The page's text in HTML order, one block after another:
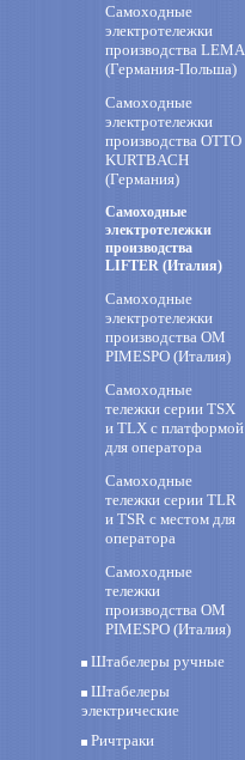
Самоходные
электротележки
производства LEMA
(Германия-Польша)
Самоходные
электротележки
производства OTTO
KURTBACH
(Германия)
Самоходные
электротележки
производства
LIFTER (Италия)
Самоходные
электротележки
производства ОМ
PIMESPO (Италия)
Самоходные
тележки серии TSX
и TLX с платформой
для оператора
Самоходные
тележки серии TLR
и TSR с местом для
оператора
Самоходные
тележки
производства ОМ
PIMESPO (Италия)
Штабелеры ручные
Штабелеры
электрические
Ричтраки